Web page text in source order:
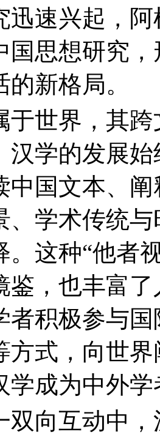
迅速兴起，
国思想研究
新格局。
界，其跨
汉学的发展
中国文本、
、学术传统
。这种“他者
鉴，也丰富
者积极参与
方式，向世
学成为中外
互动中，